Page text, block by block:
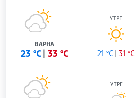
ВАРНА
23 °C 33 °C
УТРЕ
21 °C 31 °C
УТРЕ